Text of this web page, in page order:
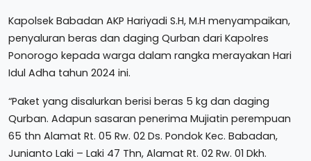
Kapolsek Babadan AKP Hariyadi S.H, M.H menyampaikan,
penyaluran beras dan daging Qurban dari Kapolres
Ponorogo kepada warga dalam rangka merayakan Hari
Idul Adha tahun 2024 ini.
“Paket yang disalurkan berisi beras 5 kg dan daging
Qurban. Adapun sasaran penerima Mujiatin perempuan
65 thn Alamat Rt. 05 Rw. 02 Ds. Pondok Kec. Babadan,
Junianto Laki – Laki 47 Thn, Alamat Rt. 02 Rw. 01 Dkh.